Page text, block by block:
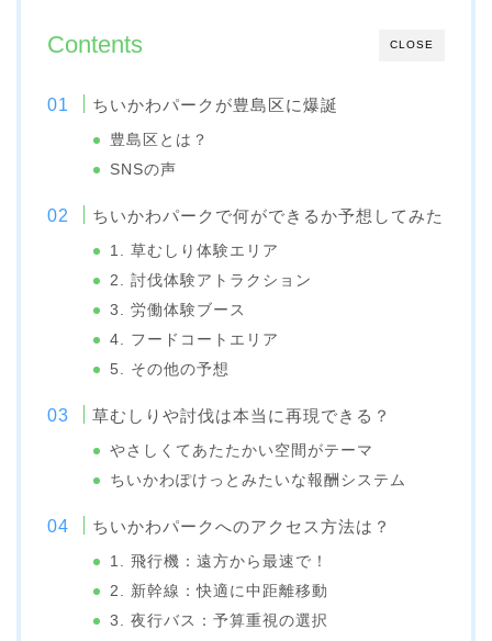
CLOSE
Contents
ちいかわパークが豊島区に爆誕
豊島区とは？
SNSの声
ちいかわパークで何ができるか予想してみた
1. 草むしり体験エリア
2. 討伐体験アトラクション
3. 労働体験ブース
4. フードコートエリア
5. その他の予想
草むしりや討伐は本当に再現できる？
やさしくてあたたかい空間がテーマ
ちいかわぽけっとみたいな報酬システム
ちいかわパークへのアクセス方法は？
1. 飛行機：遠方から最速で！
2. 新幹線：快適に中距離移動
3. 夜行バス：予算重視の選択